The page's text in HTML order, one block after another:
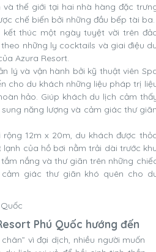
và thế giới tại hai nhà hàng đặc
chế biến bởi những đầu bếp tài ba.
kết thúc một ngày tuyệt vời trên
những ly cocktails và giai điệu
Azura Resort.
lý và vận hành bởi kỹ thuật viên
cho du khách những liệu pháp trị
hảo. Giúp khách du lịch cảm
năng lượng và cảm giác thư
12m x 20m, du khách được
của hồ bơi nằm trải dài trước
nắng và thư giãn trên những
giác thư giãn khó quên cho
Phú Quốc hướng đến
vì đại dịch, nhiều người muốn